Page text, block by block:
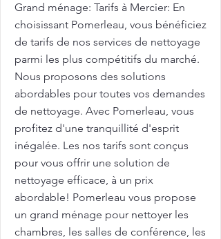
Grand ménage: Tarifs à Mercier: En
choisissant Pomerleau, vous bénéficiez
de tarifs de nos services de nettoyage
parmi les plus compétitifs du marché.
Nous proposons des solutions
abordables pour toutes vos demandes
de nettoyage. Avec Pomerleau, vous
profitez d'une tranquillité d'esprit
inégalée. Les nos tarifs sont conçus
pour vous offrir une solution de
nettoyage efficace, à un prix
abordable! Pomerleau vous propose
un grand ménage pour nettoyer les
chambres, les salles de conférence, les